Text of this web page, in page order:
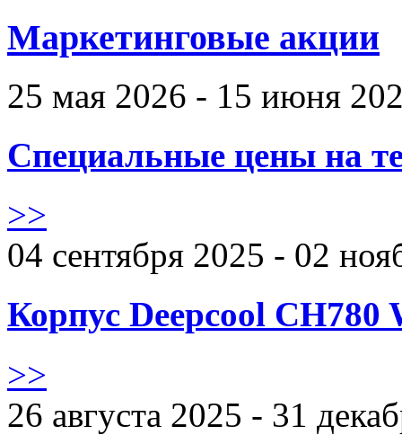
Маркетинговые акции
25 мая 2026 - 15 июня
Специальные цены на
>>
04 сентября 2025 - 02
Корпус Deepcool CH780
>>
26 августа 2025 - 31